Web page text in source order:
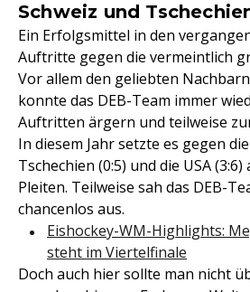
Schweiz und
Ein Erfolgsmittel in den
Auftritte gegen die vermeintlich
Vor allem den geliebten
konnte das DEB-Team immer
Auftritten ärgern und teilweise
In diesem Jahr setzte es gegen die
Tschechien (0:5) und die USA
Pleiten. Teilweise sah das DEB-
chancenlos aus.
Eishockey-WM-Highlights:
steht im Viertelfinale
Doch auch hier sollte man nicht